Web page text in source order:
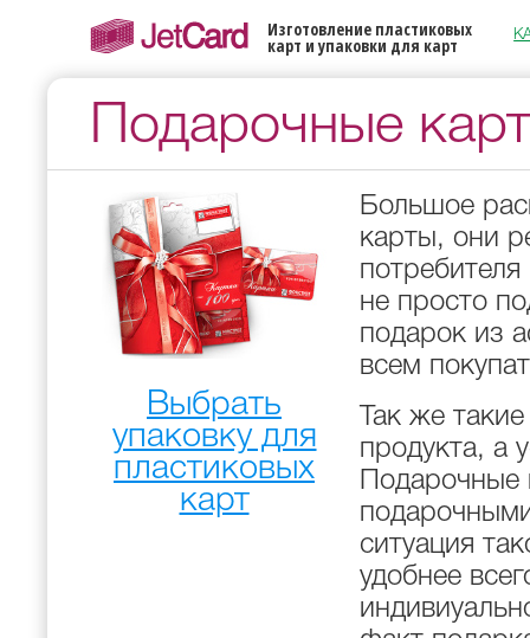
Изготовление пластиковых
карт и упаковки для карт
Подарочные
Выбрать
упаковку для
пластиковых
карт
Большое
карты, они
не просто
подарок из
всем
Так же
продукта, а
ситуация
удобнее